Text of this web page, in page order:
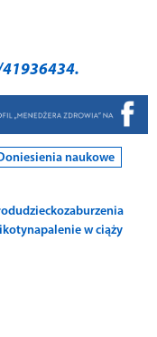
naukowe
dzieckozaburzenia
palenie w ciąży